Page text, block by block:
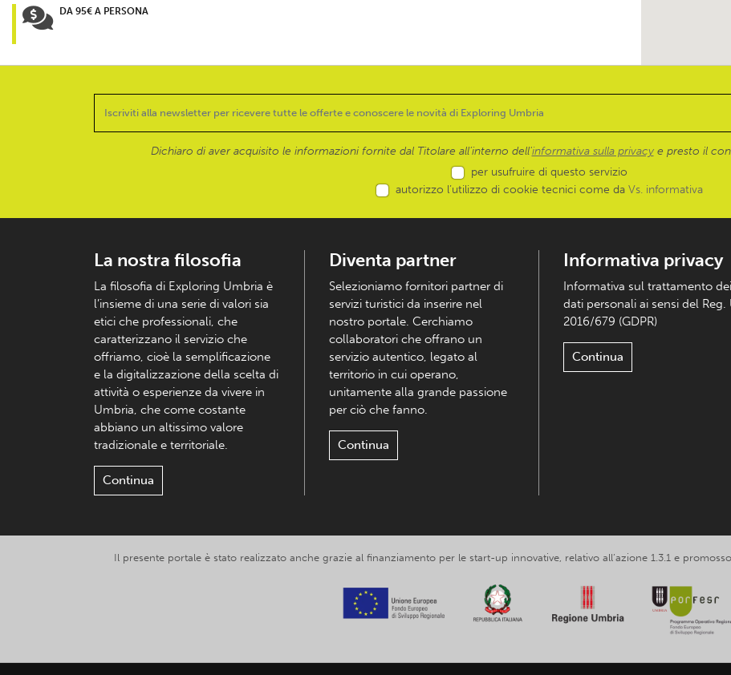
DA 95€ A PERSONA
Dichiaro di aver acquisito le informazioni fornite dal Titolare all’interno dell'informativa sulla privacye presto il
per usufruire di questo servizio
autorizzo l’utilizzo di cookie tecnici come da Vs. informativa
La nostra filosofia
La filosofia di Exploring Umbria è
l’insieme di una serie di valori sia
etici che professionali, che
caratterizzano il servizio che
offriamo, cioè la semplificazione
e la digitalizzazione della scelta di
attività o esperienze da vivere in
Umbria, che come costante
abbiano un altissimo valore
tradizionale e territoriale.
Continua
Diventa partner
Selezioniamo fornitori partner di
servizi turistici da inserire nel
nostro portale. Cerchiamo
collaboratori che offrano un
servizio autentico, legato al
territorio in cui operano,
unitamente alla grande passione
per ciò che fanno.
Continua
Informativa privacy
Informativa sul trattamento dei
dati personali ai sensi del Reg.
2016/679 (GDPR)
Continua
Il presente portale è stato realizzato anche grazie al finanziamento per le start-up innovative, relativo all’azione 1.3.1 e